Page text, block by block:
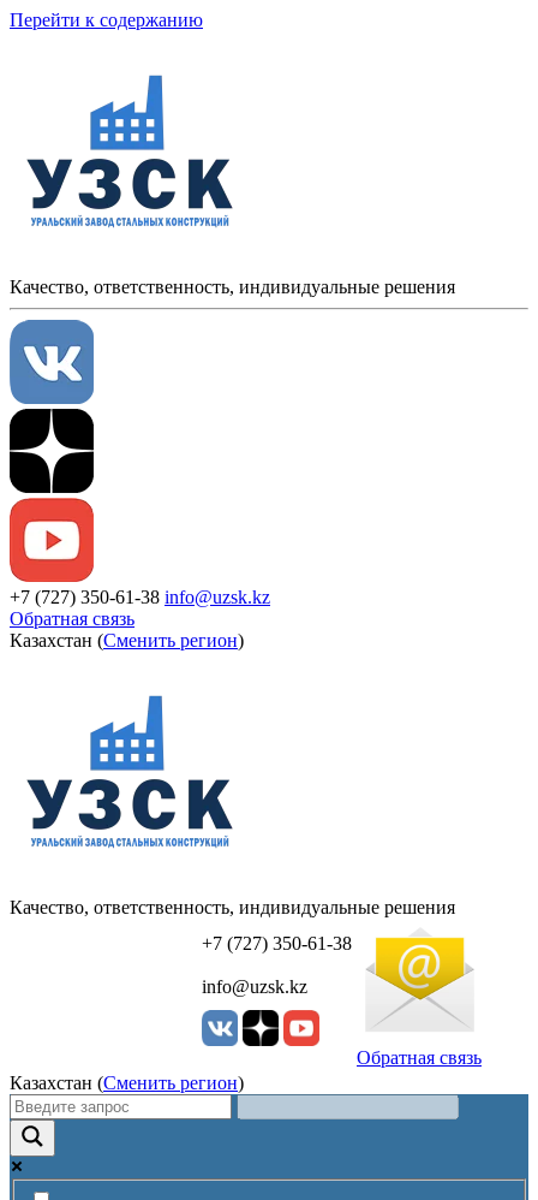
Перейти к содержанию
Качество, ответственность, индивидуальные решения
+7 (727) 350-61-38 info@uzsk.kz
Обратная связь
Казахстан (Сменить регион)
УЗСК Казахстан
Качество, ответственность, индивидуальные решения
+7 (727) 350-61-38
info@uzsk.kz
Обратная связь
Казахстан (Сменить регион)